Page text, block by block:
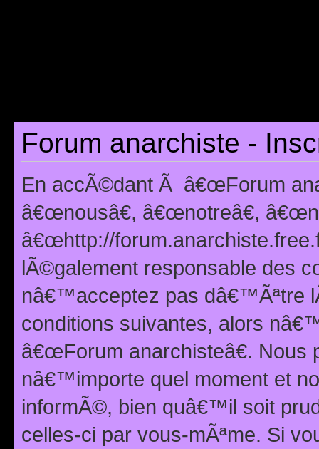
Forum anarchiste -
En accÃ©dant Ã â€œForum
â€œnousâ€, â€œnotreâ€,
â€œhttp://
lÃ©galement responsable des
nâ€™acceptez pas dâ€™Ãªtre
conditions suivantes, alors
â€œForum anarchisteâ€.
nâ€™importe quel moment et
informÃ©, bien quâ€™il soit
celles-ci par vous-mÃªme. Si